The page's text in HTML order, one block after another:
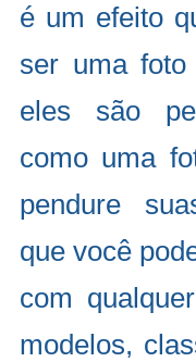
é um efeito
ser uma
eles são
como uma
pendure
que você
com
modelos,